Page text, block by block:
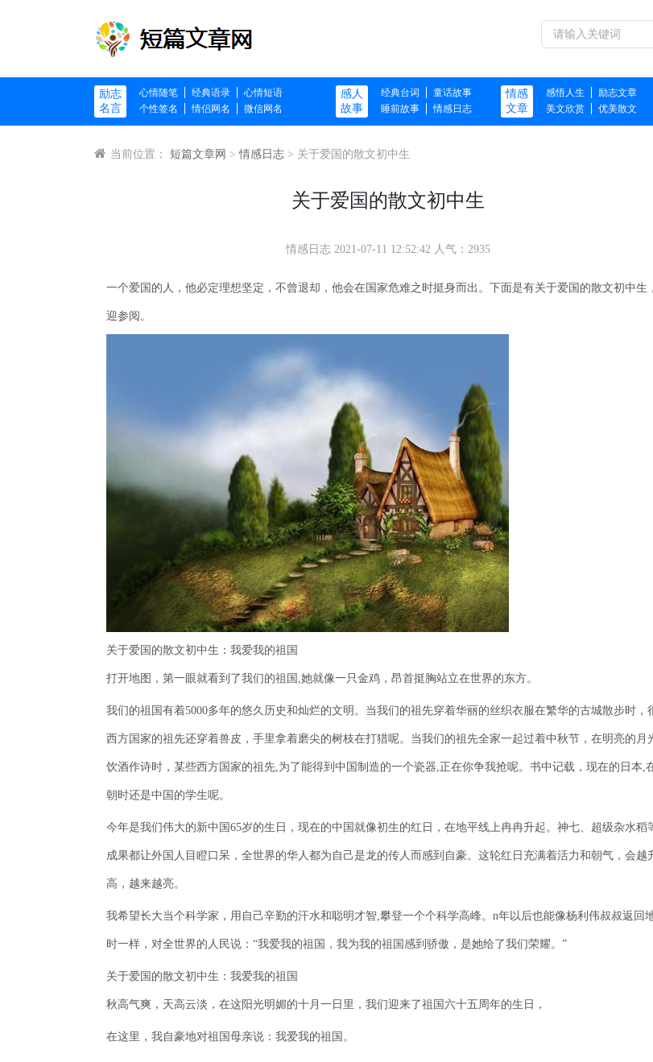
励志
名言
心情随笔 经典语录
心情短语
个性签名
情侣网名 微信网名
感人
故事
经典台词
童话故事
睡前故事
情感日志
情感
文章
感悟人生
励志文章
美文欣赏
优美散文
当前位置： 短篇文章网 >情感日志 > 关于爱国的散文初中生
关于爱国的散文初中生
情感日志 2021-07-11 12:52:42 人气：2935
一个爱国的人，他必定理想坚定，不曾退却，他会在国家危难之时挺身而出。下面是有关于爱国的散文初中生
迎参阅。
关于爱国的散文初中生：我爱我的祖国
打开地图，第一眼就看到了我们的祖国,她就像一只金鸡，昂首挺胸站立在世界的东方。
我们的祖国有着5000多年的悠久历史和灿烂的文明。当我们的祖先穿着华丽的丝织衣服在繁华的古城散步时，
西方国家的祖先还穿着兽皮，手里拿着磨尖的树枝在打猎呢。当我们的祖先全家一起过着中秋节，在明亮的月
饮酒作诗时，某些西方国家的祖先,为了能得到中国制造的一个瓷器,正在你争我抢呢。书中记载，现在的日本,
朝时还是中国的学生呢。
今年是我们伟大的新中国65岁的生日，现在的中国就像初生的红日，在地平线上冉冉升起。神七、超级杂水稻
成果都让外国人目瞪口呆，全世界的华人都为自己是龙的传人而感到自豪。这轮红日充满着活力和朝气，会越
高，越来越亮。
我希望长大当个科学家，用自己辛勤的汗水和聪明才智,攀登一个个科学高峰。n年以后也能像杨利伟叔叔返回
时一样，对全世界的人民说：“我爱我的祖国，我为我的祖国感到骄傲，是她给了我们荣耀。”
关于爱国的散文初中生：我爱我的祖国
秋高气爽，天高云淡，在这阳光明媚的十月一日里，我们迎来了祖国六十五周年的生日，
在这里，我自豪地对祖国母亲说：我爱我的祖国。